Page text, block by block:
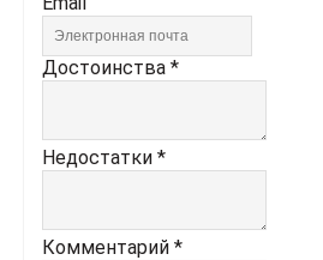
Достоинства *
Недостатки *
Комментарий *